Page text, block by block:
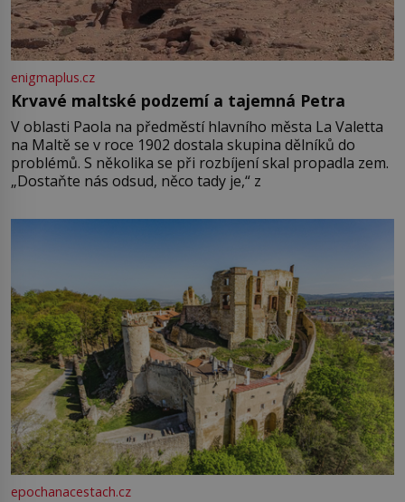
enigmaplus.cz
Krvavé maltské podzemí a tajemná Petra
V oblasti Paola na předměstí hlavního města La Valetta
na Maltě se v roce 1902 dostala skupina dělníků do
problémů. S několika se při rozbíjení skal propadla zem.
„Dostaňte nás odsud, něco tady je,“ z
epochanacestach.cz